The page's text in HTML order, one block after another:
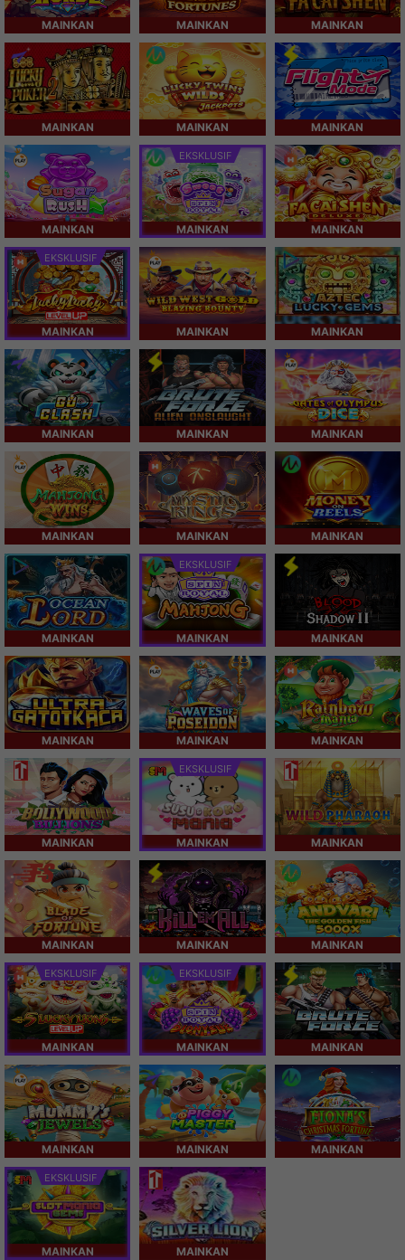
MAINKAN MAINKAN MAINKAN
MAINKAN MAINKAN MAINKAN
MAINKAN
EKSKLUSIF
MAINKAN MAINKAN
EKSKLUSIF
MAINKAN MAINKAN MAINKAN
MAINKAN MAINKAN MAINKAN
MAINKAN MAINKAN MAINKAN
MAINKAN
EKSKLUSIF
MAINKAN MAINKAN
MAINKAN MAINKAN MAINKAN
MAINKAN
EKSKLUSIF
MAINKAN MAINKAN
MAINKAN MAINKAN MAINKAN
EKSKLUSIF
MAINKAN
EKSKLUSIF
MAINKAN MAINKAN
MAINKAN MAINKAN MAINKAN
EKSKLUSIF
MAINKAN MAINKAN